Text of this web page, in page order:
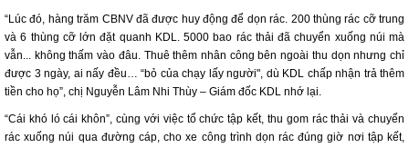
“Lúc đó, hàng trăm CBNV đã được huy động để dọn rác. 200 thùng rác cỡ trung
và 6 thùng cỡ lớn đặt quanh KDL. 5000 bao rác thải đã chuyển xuống núi mà
vẫn... không thấm vào đâu. Thuê thêm nhân công bên ngoài thu dọn nhưng chỉ
được 3 ngày, ai nấy đều… “bỏ của chạy lấy người", dù KDL chấp nhận trả thêm
tiền cho họ”, chị Nguyễn Lâm Nhi Thùy – Giám đốc KDL nhớ lại.
“Cái khó ló cái khôn”, cùng với việc tổ chức tập kết, thu gom rác thải và chuyển
rác xuống núi qua đường cáp, cho xe công trình dọn rác đúng giờ nơi tập kết,